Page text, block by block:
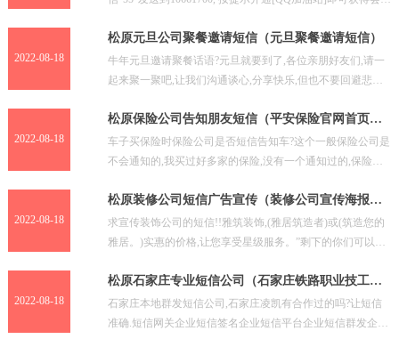
2022-08-18
松原元旦公司聚餐邀请短信（元旦聚餐邀请短信）
牛年元旦邀请聚餐话语?元旦就要到了,各位亲朋好友们,请一
起来聚一聚吧,让我们沟通谈心,分享快乐,但也不要回避悲伤
2022-08-18
松原保险公司告知朋友短信（平安保险官网首页官
车子买保险时保险公司是否短信告知车?这个一般保险公司是
不会通知的,我买过好多家的保险,没有一个通知过的,保险公
2022-08-18
松原装修公司短信广告宣传（装修公司宣传海报模
求宣传装饰公司的短信!!雅筑装饰,(雅居筑造者)或(筑造您的
雅居。)实惠的价格,让您享受星级服务。”剩下的你们可以在
2022-08-18
松原石家庄专业短信公司（石家庄铁路职业技工学
石家庄本地群发短信公司,石家庄凌凯有合作过的吗?让短信
准确.短信网关企业短信签名企业短信平台企业短信群发企业